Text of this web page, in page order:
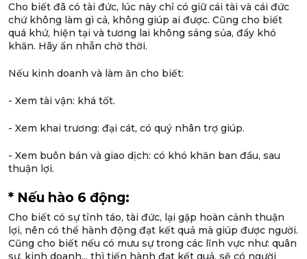
Cho biết đã có tài đức, lúc này chỉ có giữ cái tài và cái đức
chứ không làm gì cả, không giúp ai được. Cũng cho biết
quá khứ, hiện tại và tương lai không sáng sủa, đầy khó
khăn. Hãy ẩn nhẫn chờ thời.
Nếu kinh doanh và làm ăn cho biết:
- Xem tài vận: khá tốt.
- Xem khai trương: đại cát, có quý nhân trợ giúp.
- Xem buôn bán và giao dịch: có khó khăn ban đầu, sau
thuận lợi.
* Nếu hào 6 động:
Cho biết có sự tỉnh táo, tài đức, lại gặp hoàn cảnh thuận
lợi, nên có thể hành động đạt kết quả mà giúp được người.
Cũng cho biết nếu có mưu sự trong các lĩnh vực như: quân
sự, kinh doanh... thì tiến hành đạt kết quả, sẽ có người